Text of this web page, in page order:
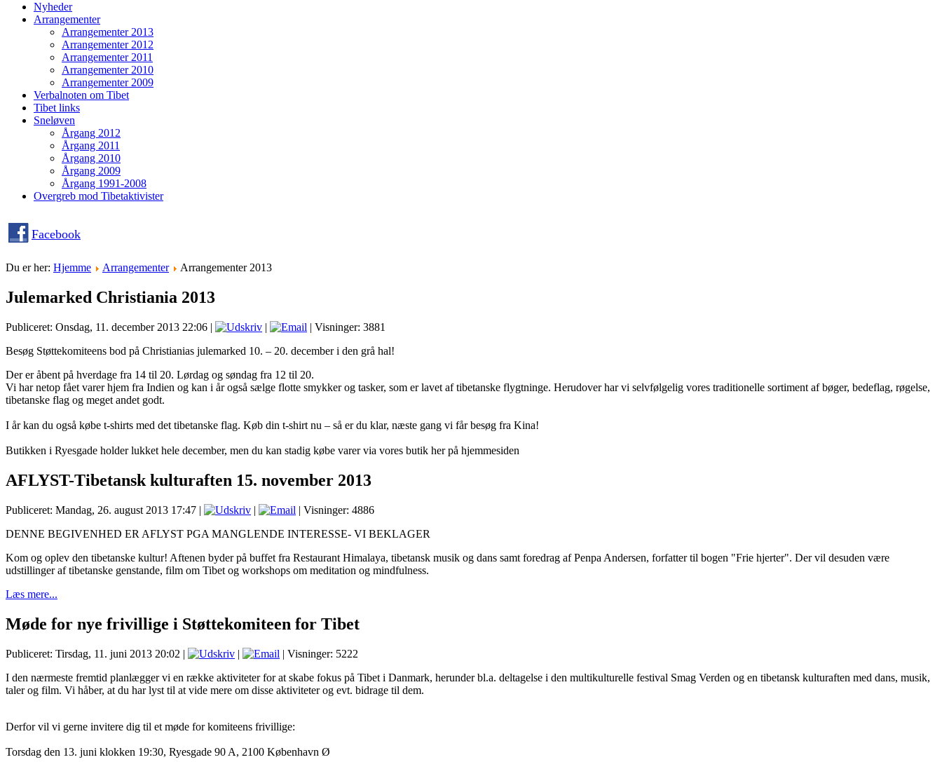
Nyheder
Arrangementer
Arrangementer 2013
Arrangementer 2012
Arrangementer 2011
Arrangementer 2010
Arrangementer 2009
Verbalnoten om Tibet
Tibet links
Sneløven
Årgang 2012
Årgang 2011
Årgang 2010
Årgang 2009
Årgang 1991-2008
Overgreb mod Tibetaktivister
Facebook
Du er her: Hjemme Arrangementer Arrangementer 2013
Julemarked Christiania 2013
Publiceret: Onsdag, 11. december 2013 22:06 | |
| Visninger: 3881
Besøg Støttekomiteens bod på Christianias julemarked 10. – 20. december i den grå hal!
Der er åbent på hverdage fra 14 til 20. Lørdag og søndag fra 12 til 20.
Vi har netop fået varer hjem fra Indien og kan i år også sælge flotte smykker og tasker, som er lavet af tibetanske flygtninge. Herudover har vi selvfølgelig vores traditionelle sortiment af bøger, bedeflag, røgelse,
tibetanske flag og meget andet godt.
I år kan du også købe t-shirts med det tibetanske flag. Køb din t-shirt nu – så er du klar, næste gang vi får besøg fra Kina!
Butikken i Ryesgade holder lukket hele december, men du kan stadig købe varer via vores butik her på hjemmesiden
AFLYST-Tibetansk kulturaften 15. november 2013
Publiceret: Mandag, 26. august 2013 17:47 | |
| Visninger: 4886
DENNE BEGIVENHED ER AFLYST PGA MANGLENDE INTERESSE- VI BEKLAGER
Kom og oplev den tibetanske kultur! Aftenen byder på buffet fra Restaurant Himalaya, tibetansk musik og dans samt foredrag af Penpa Andersen, forfatter til bogen "Frie hjerter". Der vil desuden være
udstillinger af tibetanske genstande, film om Tibet og workshops om meditation og mindfulness.
Læs mere...
Møde for nye frivillige i Støttekomiteen for Tibet
Publiceret: Tirsdag, 11. juni 2013 20:02 | |
| Visninger: 5222
I den nærmeste fremtid planlægger vi en række aktiviteter for at skabe fokus på Tibet i Danmark, herunder bl.a. deltagelse i den multikulturelle festival Smag Verden og en tibetansk kulturaften med dans, musik,
taler og film. Vi håber, at du har lyst til at vide mere om disse aktiviteter og evt. bidrage til dem.
Derfor vil vi gerne invitere dig til et møde for komiteens frivillige:
Torsdag den 13. juni klokken 19:30, Ryesgade 90 A, 2100 København Ø